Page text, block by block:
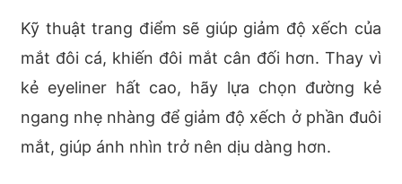
Kỹ thuật trang điểm sẽ giúp giảm độ xếch của
mắt đôi cá, khiến đôi mắt cân đối hơn. Thay vì
kẻ eyeliner hất cao, hãy lựa chọn đường kẻ
ngang nhẹ nhàng để giảm độ xếch ở phần đuôi
mắt, giúp ánh nhìn trở nên dịu dàng hơn.